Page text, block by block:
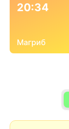
20:34
Магриб